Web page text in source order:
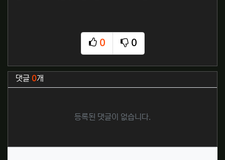
0
추천
0
비추천
관련자료
댓글 0개
등록된 댓글이 없습니다.